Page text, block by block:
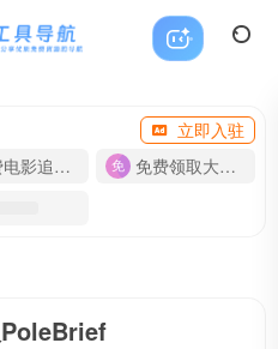
立即入驻
免费电影追剧APP 免费领取大流量卡【500G】